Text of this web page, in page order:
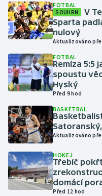
Jezdectví
Judo
Krasobruslení
Lezení
Lyže a snowboard
Moderní pětiboj
Motorsport
Olympijské hry
FOTBAL
SOUHRN
V
Sparta
nulový
Aktualizováno
FOTBAL
Remíza 5:5
spoustu
Hyský
Před 9 hod
BASKETBAL
Aktualizováno
HOKEJ
Třebíč
domácí
Před 12 hod